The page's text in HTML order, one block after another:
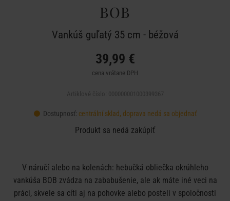
BOB
Vankúš guľatý 35 cm - béžová
39,99 €
cena vrátane DPH
Dostupnosť: centrální sklad, doprava nedá sa objednať
Produkt sa nedá zakúpiť
V náručí alebo na kolenách: hebučká obliečka okrúhleho
vankúša BOB zvádza na zababušenie, ale ak máte iné veci na
práci, skvele sa cíti aj na pohovke alebo posteli v spoločnosti